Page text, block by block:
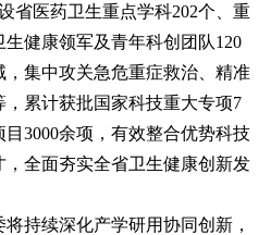
省医药卫生重点学科202个、重
健康领军及青年科创团队120
集中攻关急危重症救治、精准
累计获批国家科技重大专项7
3000余项，有效整合优势科技
全面夯实全省卫生健康创新发
续深化产学研用协同创新，